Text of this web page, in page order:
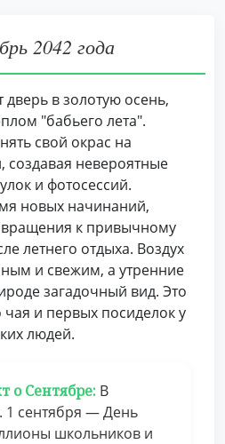
2042 года
дверь в золотую осень,
"бабьего лета".
свой окрас на
создавая невероятные
и фотосессий.
новых начинаний,
к привычному
летнего отдыха. Воздух
и свежим, а утренние
загадочный вид. Это
чая и первых посиделок у
людей.
о Сентябре: В
1 сентября — День
школьников и